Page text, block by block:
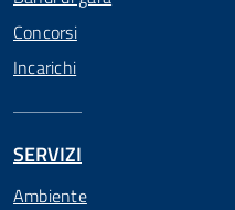
Concorsi
Incarichi
SERVIZI
Ambiente